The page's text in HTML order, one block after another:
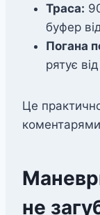
Траса:
буфер
Погана
рятує
Це
не